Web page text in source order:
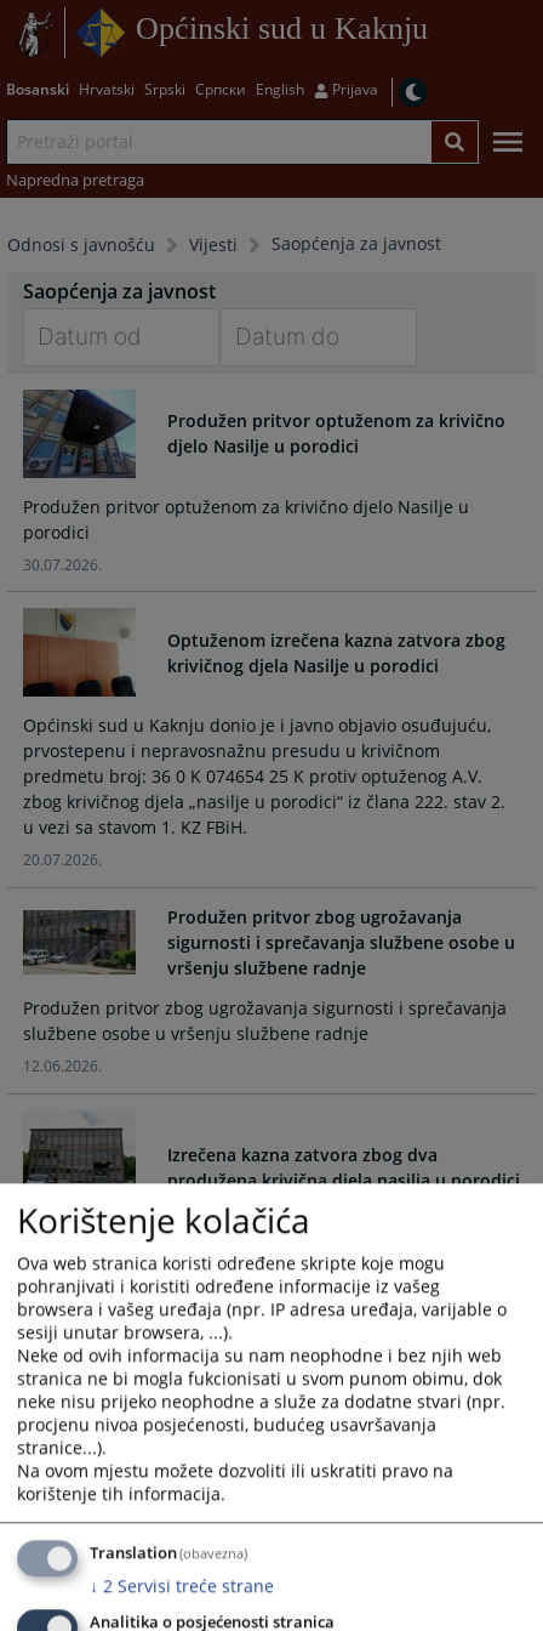
Općinski sud u Kaknju
Bosanski Hrvatski Srpski Српски English Prijava
Napredna pretraga
Odnosi s javnošću Vijesti Saopćenja za javnost
Saopćenja za javnost
forward
to
interact
with
the
calendar
and
select
date.
the
question
mark
key
to
get
the
keyboard
shortcuts
for
changing
to
interact
the
select
date.
Press
question
mark
key
to
get
keyboard
shortcuts
for
changing
Produžen pritvor optuženom za krivično
djelo Nasilje u porodici
Produžen pritvor optuženom za krivično djelo Nasilje u
porodici
30.07.2026.
Optuženom izrečena kazna zatvora zbog
krivičnog djela Nasilje u porodici
Općinski sud u Kaknju donio je i javno objavio osuđujuću,
prvostepenu i nepravosnažnu presudu u krivičnom
predmetu broj: 36 0 K 074654 25 K protiv optuženog A.V.
zbog krivičnog djela „nasilje u porodici“ iz člana 222. stav 2.
u vezi sa stavom 1. KZ FBiH.
20.07.2026.
Produžen pritvor zbog ugrožavanja
sigurnosti i sprečavanja službene osobe u
vršenju službene radnje
Produžen pritvor zbog ugrožavanja sigurnosti i sprečavanja
službene osobe u vršenju službene radnje
12.06.2026.
Izrečena kazna zatvora zbog dva
produžena krivična djela nasilja u porodici
Općinski sud u Kaknju donio je i javno objavio osuđujuću,
prvostepenu i nepravosnažnu presudu u krivičnom
predmetu broj: 36 0 K 069092 24 K protiv optuženog M.C.
zbog dva produžena krivična djela „nasilje u porodici“ iz
člana 222. stav 4. u vezi sa stavom 1. i 2. Krivičnog zakona
FBiH, a sve u vezi sa članom 54. i 55. Krivičnog zakona FBiH.
20.05.2026.
Određen jednomjesečni pritvor zbog
ugrožavanja sigurnosti i sprečavanja
službene osobe u vršenju službene radnje
Sudija za prethodni postupak Općinskog suda u Kaknju,
postupajući po prijedlogu Kantonalnog tužilaštva ZDK, donio
je rješenje o određivanju jednomjesečnog pritvora u
Korištenje kolačića
Ova web stranica koristi određene skripte koje mogu
pohranjivati i koristiti određene informacije iz vašeg
browsera i vašeg uređaja (npr. IP adresa uređaja, varijable o
sesiji unutar browsera, ...).
Neke od ovih informacija su nam neophodne i bez njih web
stranica ne bi mogla fukcionisati u svom punom obimu, dok
neke nisu prijeko neophodne a služe za dodatne stvari (npr.
procjenu nivoa posjećenosti, budućeg usavršavanja
stranice...).
Na ovom mjestu možete dozvoliti ili uskratiti pravo na
korištenje tih informacija.
Translation(obavezna)
↓ 2 Servisi treće strane
Analitika o posjećenosti stranica